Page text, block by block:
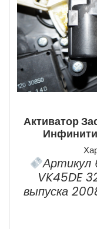
Активатор
Артикул
VK45DE
выпуска